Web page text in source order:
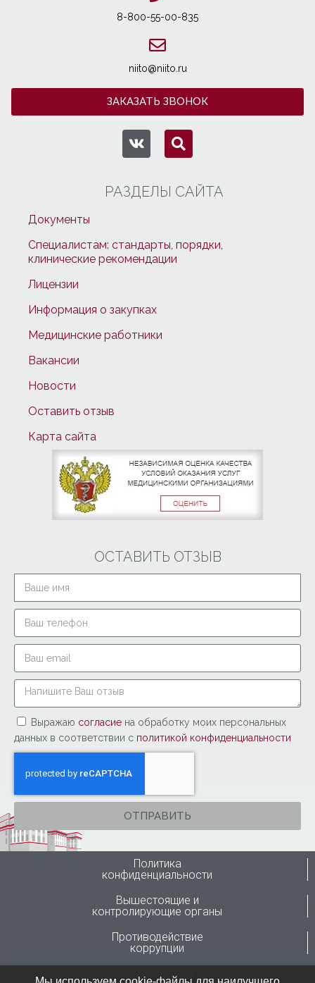
8-800-55-00-835
niito@niito.ru
ЗАКАЗАТЬ ЗВОНОК
РАЗДЕЛЫ САЙТА
Документы
Специалистам: стандарты, порядки,
клинические рекомендации
Лицензии
Информация о закупках
Медицинские работники
Вакансии
Новости
Оставить отзыв
Карта сайта
ОСТАВИТЬ ОТЗЫВ
Выражаю согласие на обработку моих персональных
данных в соответствии с политикой конфиденциальности
ОТПРАВИТЬ
Политика
конфиденциальности
Вышестоящие и
контролирующие органы
Противодействие
коррупции
Горячая линия